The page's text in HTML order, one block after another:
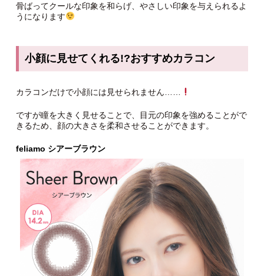
骨ばってクールな印象を和らげ、やさしい印象を与えられるよ
うになります
小顔に見せてくれる!?おすすめカラコン
カラコンだけで小顔には見せられません……
ですが瞳を大きく見せることで、目元の印象を強めることがで
きるため、顔の大きさを柔和させることができます。
feliamo シアーブラウン